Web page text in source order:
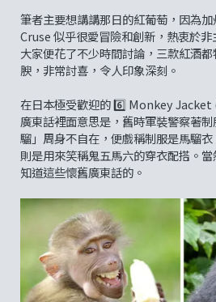
筆者主要想講講那日的紅葡萄，因為
Cruse 似乎很愛冒險和創新，熱衷於非
大家便花了不少時間討論，三款紅酒
腴，非常討喜，令人印象深刻。
在日本極受歡迎的 6️⃣ Monkey Jacket
廣東話裡面意思是，舊時軍裝警察著
騮」周身不自在，便戲稱制服是馬騮衣
則是用來笑稱鬼五馬六的穿衣配搭。
知道這些懷舊廣東話的。